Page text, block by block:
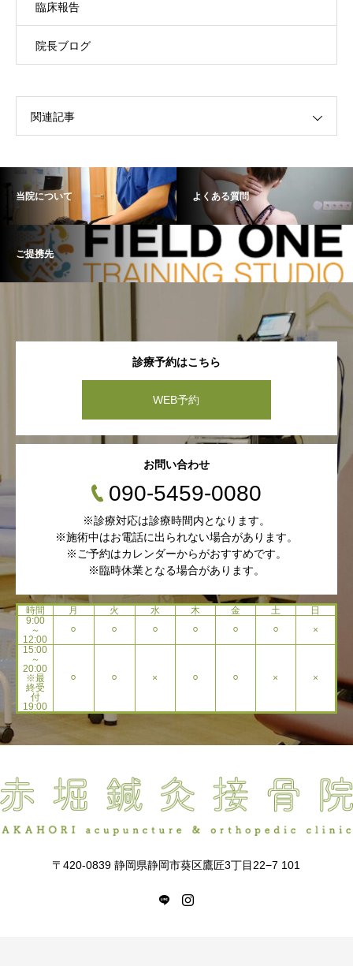
臨床報告
院長ブログ
関連記事
当院について よくある質問
ご提携先
診療予約はこちら
WEB予約
お問い合わせ
090-5459-0080
※診療対応は診療時間内となります。
※施術中はお電話に出られない場合があります。
※ご予約はカレンダーからがおすすめです。
※臨時休業となる場合があります。
時間 月 火 水 木 金 土
日
9:00
～
12:00
⚪︎ ⚪︎ ⚪︎ ⚪︎ ⚪︎ ⚪︎
×
15:00
～
20:00
※最
終受
付
19:00
⚪︎ ⚪︎ × ⚪︎ ⚪︎ × ×
〒420-0839 静岡県静岡市葵区鷹匠3丁目22−7 101